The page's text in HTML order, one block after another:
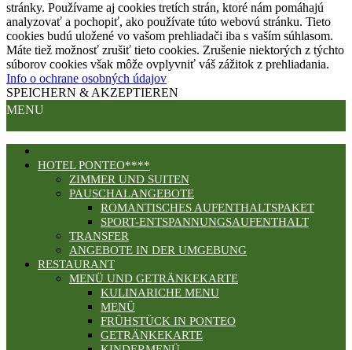
stránky. Používame aj cookies tretích strán, ktoré nám pomáhajú
analyzovať a pochopiť, ako používate túto webovú stránku. Tieto
cookies budú uložené vo vašom prehliadači iba s vaším súhlasom.
Máte tiež možnosť zrušiť tieto cookies. Zrušenie niektorých z týchto
súborov cookies však môže ovplyvniť váš zážitok z prehliadania.
Info o ochrane osobných údajov
SPEICHERN & AKZEPTIEREN
MENU
HOTEL PONTEO****
ZIMMER UND SUITEN
PAUSCHALANGEBOTE
ROMANTISCHES AUFENTHALTSPAKET
SPORT-ENTSPANNUNGSAUFENTHALT
TRANSFER
ANGEBOTE IN DER UMGEBUNG
RESTAURANT
MENÜ UND GETRÄNKEKARTE
KULINARICHE MENU
MENÜ
FRÜHSTÜCK IN PONTEO
GETRÄNKEKARTE